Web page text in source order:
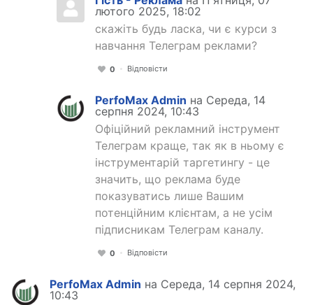
лютого 2025, 18:02
скажіть будь ласка, чи є курси з
навчання Телеграм реклами?
0 Відповісти
PerfoMax Admin на Середа, 14
серпня 2024, 10:43
Офіційний рекламний інструмент
Телеграм краще, так як в ньому є
інструментарій таргетингу - це
значить, що реклама буде
показуватись лише Вашим
потенційним клієнтам, а не усім
підписникам Телеграм каналу.
0 Відповісти
PerfoMax Admin на Середа, 14 серпня 2024,
10:43